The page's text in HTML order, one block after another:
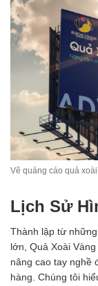
Vẽ quảng cáo quả
Lịch Sử
Thành lập từ
lớn, Quả Xoài
nâng cao tay nghề
hàng. Chúng tôi